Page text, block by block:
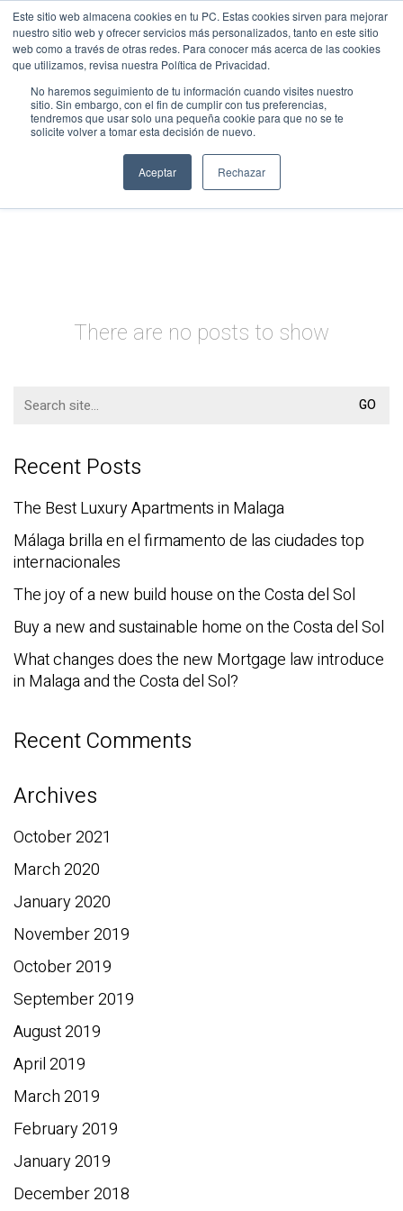
Este sitio web almacena cookies en tu PC. Estas cookies sirven para mejorar
nuestro sitio web y ofrecer servicios más personalizados, tanto en este sitio
web como a través de otras redes. Para conocer más acerca de las cookies
que utilizamos, revisa nuestra Política de Privacidad.
No haremos seguimiento de tu información cuando visites nuestro
sitio. Sin embargo, con el fin de cumplir con tus preferencias,
tendremos que usar solo una pequeña cookie para que no se te
solicite volver a tomar esta decisión de nuevo.
Aceptar Rechazar
málaga ciudad
inteligente
There are no posts to show
Search
for:
Recent Posts
The Best Luxury Apartments in Malaga
Málaga brilla en el firmamento de las ciudades top
internacionales
The joy of a new build house on the Costa del Sol
Buy a new and sustainable home on the Costa del Sol
What changes does the new Mortgage law introduce
in Malaga and the Costa del Sol?
Recent Comments
Archives
October 2021
March 2020
January 2020
November 2019
October 2019
September 2019
August 2019
April 2019
March 2019
February 2019
January 2019
December 2018